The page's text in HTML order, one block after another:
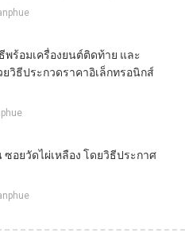
พร้อมเครื่องยนต์ติดท้าย และ
วิธีประกวดราคาอิเล็กทรอนิกส์
อยวัดไผ่เหลือง โดยวิธีประกาศ